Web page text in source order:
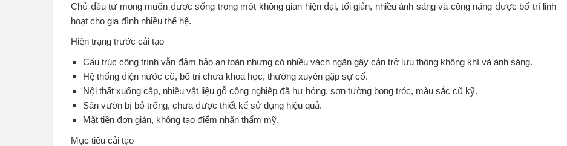
Chủ đầu tư mong muốn được sống trong một không gian hiện đại, tối giản, nhiều ánh sáng và công năng được bố trí linh
hoạt cho gia đình nhiều thế hệ.
Hiện trạng trước cải tạo
Cấu trúc công trình vẫn đảm bảo an toàn nhưng có nhiều vách ngăn gây cản trở lưu thông không khí và ánh sáng.
Hệ thống điện nước cũ, bố trí chưa khoa học, thường xuyên gặp sự cố.
Nội thất xuống cấp, nhiều vật liệu gỗ công nghiệp đã hư hỏng, sơn tường bong tróc, màu sắc cũ kỹ.
Sân vườn bị bỏ trống, chưa được thiết kế sử dụng hiệu quả.
Mặt tiền đơn giản, không tạo điểm nhấn thẩm mỹ.
Mục tiêu cải tạo